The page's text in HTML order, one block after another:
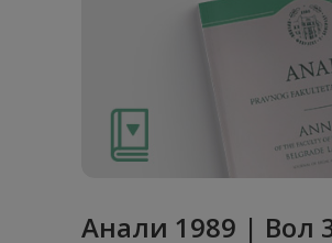
Анали 1989 | Вол